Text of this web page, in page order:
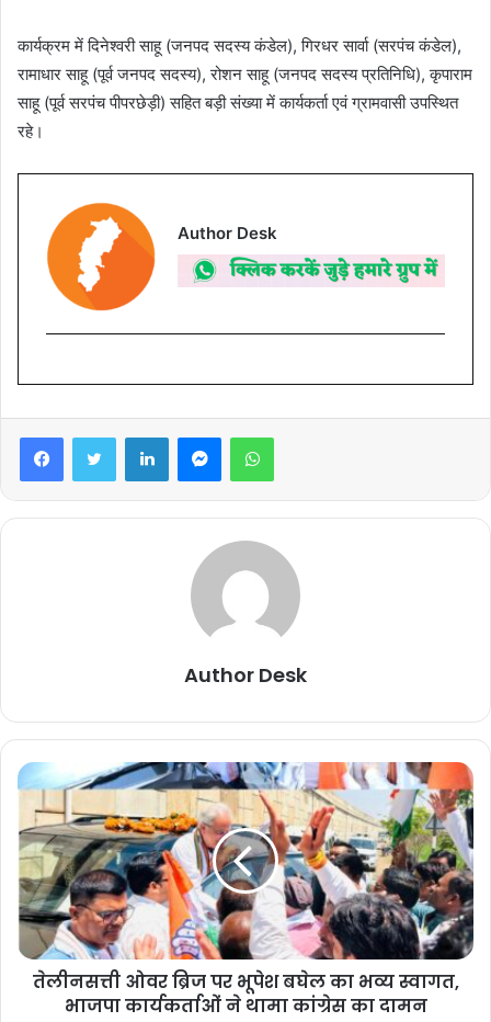
कार्यक्रम में दिनेश्वरी साहू (जनपद सदस्य कंडेल), गिरधर सार्वा (सरपंच कंडेल),
रामाधार साहू (पूर्व जनपद सदस्य), रोशन साहू (जनपद सदस्य प्रतिनिधि), कृपाराम
साहू (पूर्व सरपंच पीपरछेड़ी) सहित बड़ी संख्या में कार्यकर्ता एवं ग्रामवासी उपस्थित
रहे।
Author Desk
FacebookTwitter LinkedInMessengerWhatsApp
Author Desk
तेलीनसत्ती ओवर ब्रिज पर भूपेश बघेल का भव्य स्वागत,
भाजपा कार्यकर्ताओं ने थामा कांग्रेस का दामन